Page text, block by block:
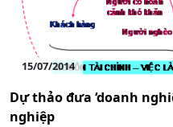
15/07/2014
Dự thảo đưa ‘doanh
nghiệp